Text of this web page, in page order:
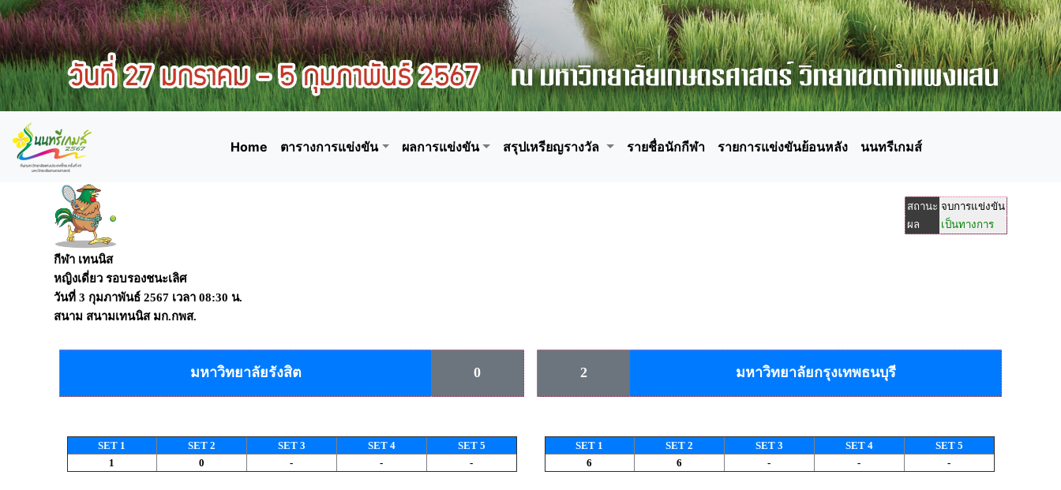
Home ตารางการแข่งขัน ผลการแข่งขัน สรุปเหรียญรางวัล รายชื่อนักกีฬา รายการแข่งขันย้อนหลัง นนทรีเกมส์
สถานะ จบการแข่งขัน
ผล
เป็นทางการ
กีฬา เทนนิส
หญิงเดี่ยว รอบรองชนะเลิศ
วันที่ 3 กุมภาพันธ์ 2567 เวลา 08:30 น.
สนาม สนามเทนนิส มก.กพส.
มหาวิทยาลัยรังสิต 0
SET 1 SET 2 SET 3 SET 4
SET 5
1
0 - - -
2 มหาวิทยาลัยกรุงเทพธนบุรี
SET 1 SET 2 SET 3 SET 4
SET 5
6
6 - - -